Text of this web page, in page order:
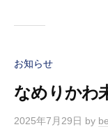
お知らせ
なめりかわ
2025年7月29日 by